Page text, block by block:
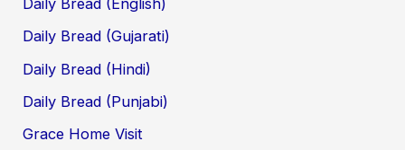
Daily Bread (Gujarati)
Daily Bread (Hindi)
Daily Bread (Punjabi)
Grace Home Visit